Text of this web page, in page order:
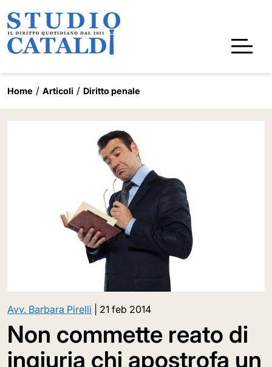
Home Articoli Diritto penale
Avv. Barbara Pirelli 21 feb 2014
Non commette reato di
ingiuria chi apostrofa un